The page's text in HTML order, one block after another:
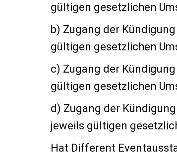
gültigen gesetzlichen
b) Zugang der
gültigen gesetzlichen
c) Zugang der
gültigen gesetzlichen
d) Zugang der
jeweils gültigen
Hat Different